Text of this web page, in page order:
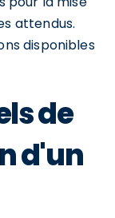
attendus.
disponibles
de
d'un